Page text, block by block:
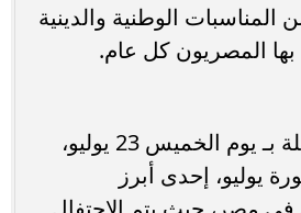
الوطنية والدينية
بها المصريون كل عام.
تبدأ الإجازات المقبلة بـ يوم الخميس 23 يوليو،
يوليو، إحدى أبرز